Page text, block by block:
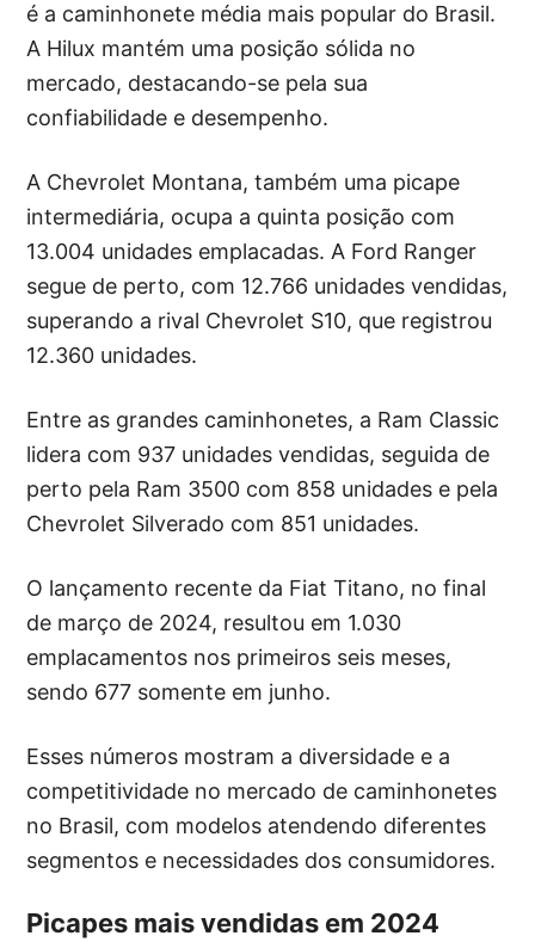
é a caminhonete média mais popular do Brasil.
A Hilux mantém uma posição sólida no
mercado, destacando-se pela sua
confiabilidade e desempenho.
A Chevrolet Montana, também uma picape
intermediária, ocupa a quinta posição com
13.004 unidades emplacadas. A Ford Ranger
segue de perto, com 12.766 unidades vendidas,
superando a rival Chevrolet S10, que registrou
12.360 unidades.
Entre as grandes caminhonetes, a Ram Classic
lidera com 937 unidades vendidas, seguida de
perto pela Ram 3500 com 858 unidades e pela
Chevrolet Silverado com 851 unidades.
O lançamento recente da Fiat Titano, no final
de março de 2024, resultou em 1.030
emplacamentos nos primeiros seis meses,
sendo 677 somente em junho.
Esses números mostram a diversidade e a
competitividade no mercado de caminhonetes
no Brasil, com modelos atendendo diferentes
segmentos e necessidades dos consumidores.
Picapes mais vendidas em 2024